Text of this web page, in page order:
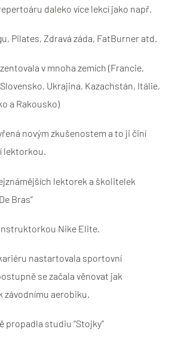
daleko více lekcí jako např.
Pilates, Zdravá záda, FatBurner atd.
v mnoha zemích (Francie,
Ukrajina, Kazachstán, Itálie,
a Rakousko)
novým zkušenostem a to ji činí
lektorkou.
lektorek a školitelek
Bras“
Nike Elite.
nastartovala sportovní
se začala věnovat jak
závodnímu aerobiku.
propadla studiu “Stojky”